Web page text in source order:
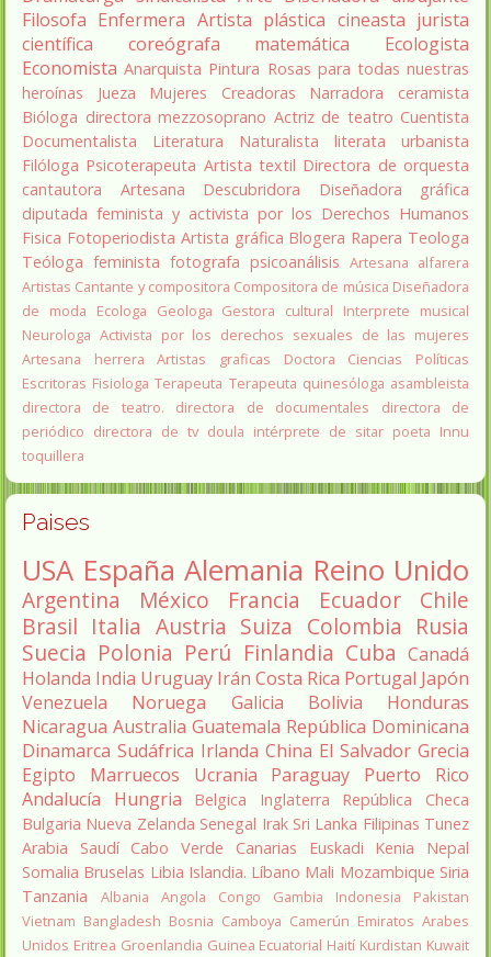
Filosofa Enfermera Artista plástica cineasta jurista
científica
coreógrafa matemática
Ecologista
Economista Anarquista Pintura Rosas para todas nuestras
heroínas
Jueza Mujeres Creadoras Narradora
ceramista
Bióloga directora mezzosoprano Actriz de teatro Cuentista
Documentalista
Literatura Naturalista literata
urbanista
Filóloga Psicoterapeuta Artista textil Directora de orquesta
cantautora
Artesana Descubridora
Diseñadora gráfica
diputada feminista y activista por los Derechos Humanos
Fisica Fotoperiodista Artista gráfica Blogera Rapera Teologa
Teóloga feminista fotografa psicoanálisis Artesana alfarera
Artistas Cantante y compositora Compositora de música Diseñadora
de moda
Ecologa Geologa Gestora cultural
Interprete musical
Neurologa Activista por los derechos sexuales de las mujeres
Artesana herrera
Artistas graficas
Doctora Ciencias Políticas
Escritoras Fisiologa Terapeuta Terapeuta quinesóloga asambleista
directora de teatro.
directora de documentales
directora de
periódico directora de tv doula intérprete de sitar poeta Innu
toquillera
Paises
USA España Alemania Reino Unido
Argentina México Francia Ecuador
Chile
Brasil Italia Austria Suiza Colombia Rusia
Suecia Polonia Perú Finlandia Cuba Canadá
Holanda India Uruguay Irán Costa Rica Portugal Japón
Venezuela
Noruega Galicia Bolivia
Honduras
Nicaragua Australia Guatemala República Dominicana
Dinamarca Sudáfrica Irlanda China El Salvador Grecia
Egipto
Marruecos Ucrania Paraguay
Puerto Rico
Andalucía
Hungria Belgica Inglaterra
República Checa
Bulgaria Nueva Zelanda Senegal Irak Sri Lanka Filipinas Tunez
Arabia Saudí Cabo Verde Canarias Euskadi Kenia
Nepal
Somalia Bruselas Libia Islandia. Líbano Mali Mozambique Siria
Tanzania
Albania Angola Congo Gambia Indonesia
Pakistan
Vietnam Bangladesh Bosnia Camboya Camerún Emiratos Arabes
Unidos Eritrea Groenlandia Guinea Ecuatorial Haití Kurdistan Kuwait